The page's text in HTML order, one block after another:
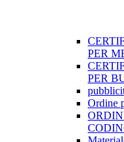
PER
PER
Ordine